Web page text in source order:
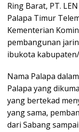
Ring Barat, PT.
Palapa Timur
Kementerian
pembangunan
ibukota
Nama Palapa
Palapa yang
yang bertekad
yang sama,
dari Sabang